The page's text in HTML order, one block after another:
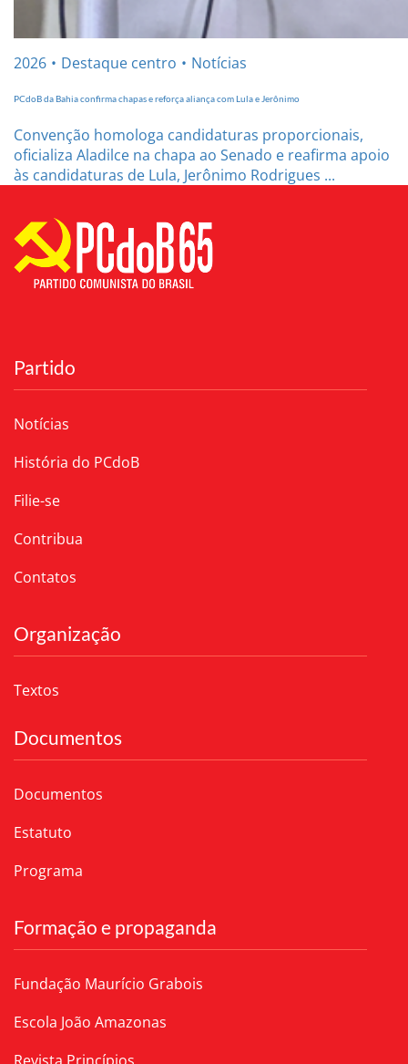
2026 Destaque centro Notícias
PCdoB da Bahia confirma chapas e reforça aliança com Lula e Jerônimo
Convenção homologa candidaturas proporcionais,
oficializa Aladilce na chapa ao Senado e reafirma apoio
às candidaturas de Lula, Jerônimo Rodrigues ...
Partido
Notícias
História do PCdoB
Filie-se
Contribua
Contatos
Organização
Textos
Documentos
Documentos
Estatuto
Programa
Formação e propaganda
Fundação Maurício Grabois
Escola João Amazonas